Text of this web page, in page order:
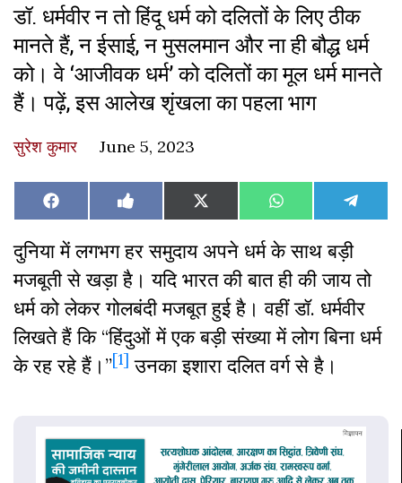
डॉ. धर्मवीर न तो हिंदू धर्म को दलितों के लिए ठीक
मानते हैं, न ईसाई, न मुसलमान और ना ही बौद्ध धर्म
को। वे ‘आजीवक धर्म’ को दलितों का मूल धर्म मानते
हैं। पढ़ें, इस आलेख शृंखला का पहला भाग
सुरेश कुमार June 5, 2023
Share
on
Facebook Share
on
Like
on
Share
on
X
(Twitter)
Share
on
WhatsAppShare
on
दुनिया में लगभग हर समुदाय अपने धर्म के साथ बड़ी
मजबूती से खड़ा है। यदि भारत की बात ही की जाय तो
धर्म को लेकर गोलबंदी मजबूत हुई है। वहीं डॉ. धर्मवीर
लिखते हैं कि “हिंदुओं में एक बड़ी संख्या में लोग बिना धर्म
के रह रहे हैं।”[1] उनका इशारा दलित वर्ग से है।